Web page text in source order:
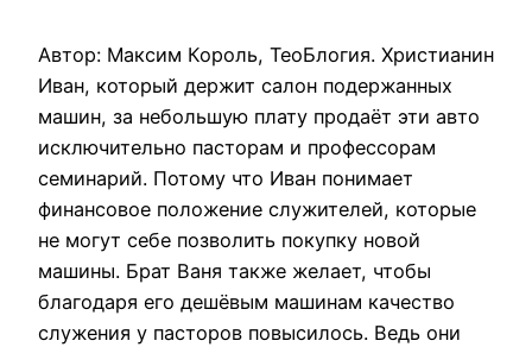
Автор: Максим Король, ТеоБлогия. Христианин
Иван, который держит салон подержанных
машин, за небольшую плату продаёт эти авто
исключительно пасторам и профессорам
семинарий. Потому что Иван понимает
финансовое положение служителей, которые
не могут себе позволить покупку новой
машины. Брат Ваня также желает, чтобы
благодаря его дешёвым машинам качество
служения у пасторов повысилось. Ведь они